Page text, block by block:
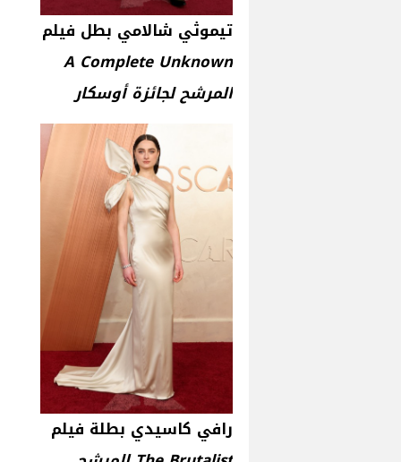
تيموثي شالامي بطل فيلم
A Complete Unknown
المرشح لجائزة أوسكار
رافي كاسيدي بطلة فيلم